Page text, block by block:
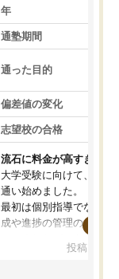
年
通塾期間
通った目的
偏差値の変化
志望校の合格
流石に料金が高すぎる
大学受験に向けて、高2
通い始めました。
最初は個別指導でなく、
成や進捗の管理のみのコ
じ個別指導コースに変更
投稿日：